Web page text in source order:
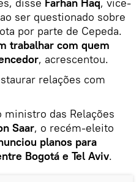
ser questionado sobre
por parte de Cepeda.
trabalhar com quem
, acrescentou.
relações com
ministro das Relações
Saar, o recém-eleito
planos para
Bogotá e Tel Aviv.